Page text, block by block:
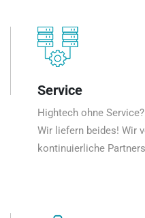
Service
Hightech ohne
Wir liefern beides! Wir
kontinuierliche